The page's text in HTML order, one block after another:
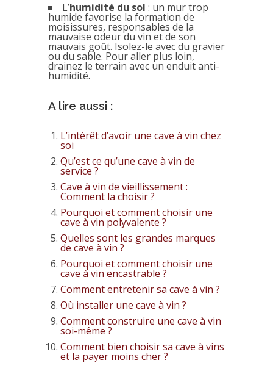
L’humidité du sol : un mur trop
humide favorise la formation de
moisissures, responsables de la
mauvaise odeur du vin et de son
mauvais goût. Isolez-le avec du gravier
ou du sable. Pour aller plus loin,
drainez le terrain avec un enduit anti-
humidité.
A lire aussi :
L’intérêt d’avoir une cave à vin chez
soi
Qu’est ce qu’une cave à vin de
service ?
Cave à vin de vieillissement :
Comment la choisir ?
Pourquoi et comment choisir une
cave à vin polyvalente ?
Quelles sont les grandes marques
de cave à vin ?
Pourquoi et comment choisir une
cave à vin encastrable ?
Comment entretenir sa cave à vin ?
Où installer une cave à vin ?
Comment construire une cave à vin
soi-même ?
Comment bien choisir sa cave à vins
et la payer moins cher ?